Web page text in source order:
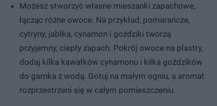
Możesz stworzyć własne mieszanki zapachowe,
łącząc różne owoce. Na przykład, pomarańcze,
cytryny, jabłka, cynamon i goździki tworzą
przyjemny, ciepły zapach. Pokrój owoce na plastry,
dodaj kilka kawałków cynamonu i kilka goździków
do garnka z wodą. Gotuj na małym ogniu, a aromat
rozprzestrzeni się w całym pomieszczeniu.